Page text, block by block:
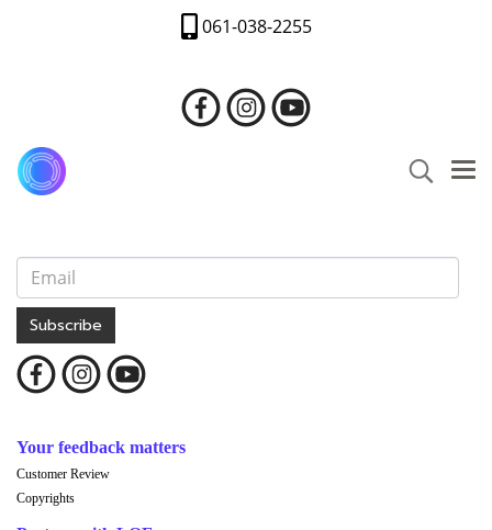
061-038-2255
Subscribe
Your feedback matters
Customer Review
Copyrights